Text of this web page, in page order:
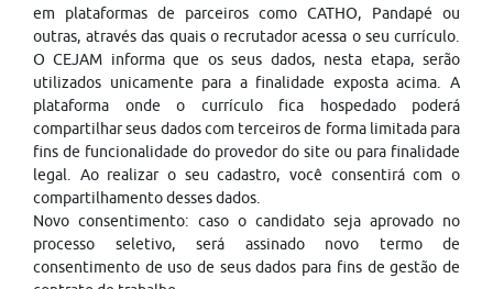
em plataformas de parceiros como CATHO, Pandapé ou
outras, através das quais o recrutador acessa o seu currículo.
O CEJAM informa que os seus dados, nesta etapa, serão
utilizados unicamente para a finalidade exposta acima. A
plataforma onde o currículo fica hospedado poderá
compartilhar seus dados com terceiros de forma limitada para
fins de funcionalidade do provedor do site ou para finalidade
legal. Ao realizar o seu cadastro, você consentirá com o
compartilhamento desses dados.
Novo consentimento: caso o candidato seja aprovado no
processo seletivo, será assinado novo termo de
consentimento de uso de seus dados para fins de gestão de